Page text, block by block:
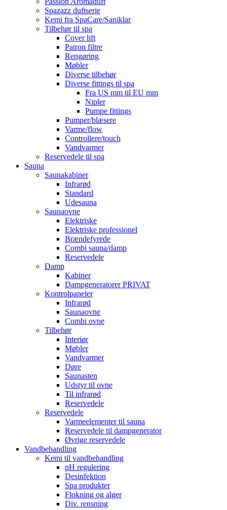
Spazazz duftserie
Kemi fra SpaCare/Saniklar
Tilbehør til spa
Cover lift
Patron filtre
Rengøring
Møbler
Diverse tilbehør
Diverse fittings til spa
Fra US mm til EU mm
Nipler
Pumpe fittings
Pumper/blæsere
Varme/flow
Controllere/touch
Vandvarmer
Reservedele til spa
Sauna
Saunakabiner
Infrarød
Standard
Udesauna
Saunaovne
Elektriske
Elektriske professionel
Brændefyrede
Combi sauna/damp
Reservedele
Damp
Kabiner
Dampgeneratorer PRIVAT
Kontrolpaneler
Infrarød
Saunaovne
Combi ovne
Tilbehør
Interiør
Møbler
Vandvarmer
Døre
Saunasten
Udstyr til ovne
Til infrarød
Reservedele
Reservedele
Varmeelementer til sauna
Reservedele til dampgenerator
Øvrige reservedele
Vandbehandling
Kemi til vandbehandling
pH regulering
Desinfektion
Spa produkter
Flokning og alger
Div. rensning